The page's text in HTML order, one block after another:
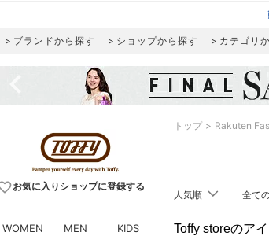
ブランドから探す ショップから探す カテゴリ
お気に入りショップに登録する
WOMEN MEN KIDS
トップ Rakuten
人気順 全て
Toffy storeのア